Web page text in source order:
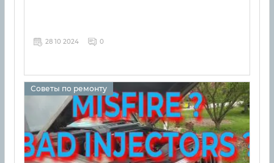
28 10 2024 0
Советы по ремонту